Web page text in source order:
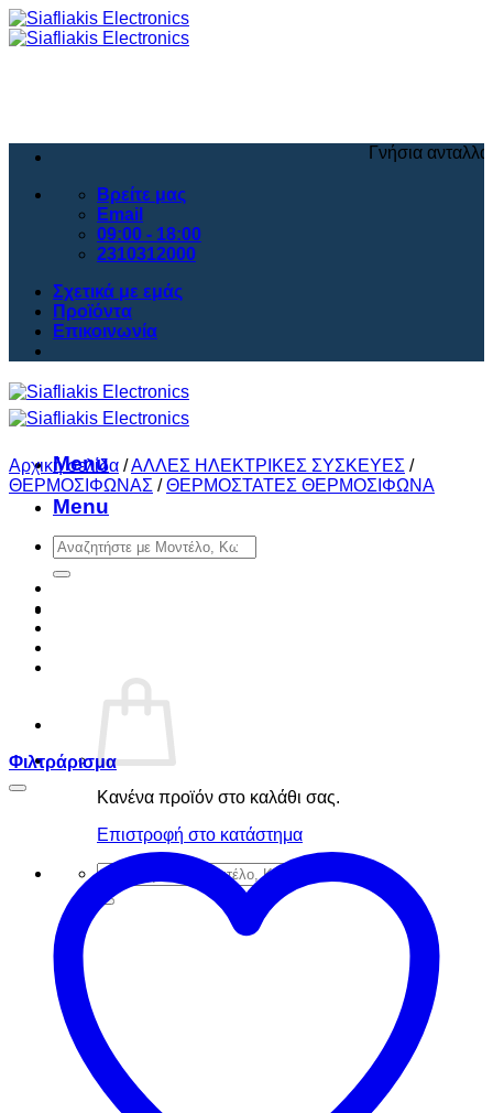
Μετάβαση
στο
Γνήσια ανταλλακτικά
Βρείτε μας
Email
09:00 - 18:00
2310312000
Σχετικά με εμάς
Προϊόντα
Επικοινωνία
Menu
Menu
Αναζήτηση
για:
Κανένα προϊόν στο καλάθι σας.
Επιστροφή στο κατάστημα
Αναζήτηση
για:
Αρχική σελίδα /ΑΛΛΕΣ ΗΛΕΚΤΡΙΚΕΣ ΣΥΣΚΕΥΕΣ /
ΘΕΡΜΟΣΙΦΩΝΑΣ / ΘΕΡΜΟΣΤΑΤΕΣ ΘΕΡΜΟΣΙΦΩΝΑ
Φιλτράρισμα